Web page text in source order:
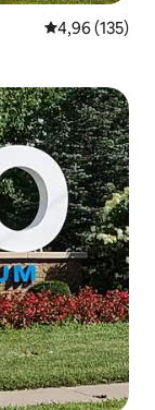
4,96 de uma
4,96 (135)